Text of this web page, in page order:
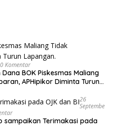
0 Komentar
BOK Piskesmas Maliang
APHipikor Diminta Turun
26
Septembe
sampaikan Terimakasi pada